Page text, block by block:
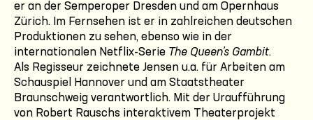
er an der Semperoper Dresden und am Opernhaus
Zürich. Im Fernsehen ist er in zahlreichen deutschen
Produktionen zu sehen, ebenso wie in der
internationalen Netflix-Serie The Queen’s Gambit.
Als Regisseur zeichnete Jensen u.a. für Arbeiten am
Schauspiel Hannover und am Staatstheater
Braunschweig verantwortlich. Mit der Uraufführung
von Robert Rauschs interaktivem Theaterprojekt